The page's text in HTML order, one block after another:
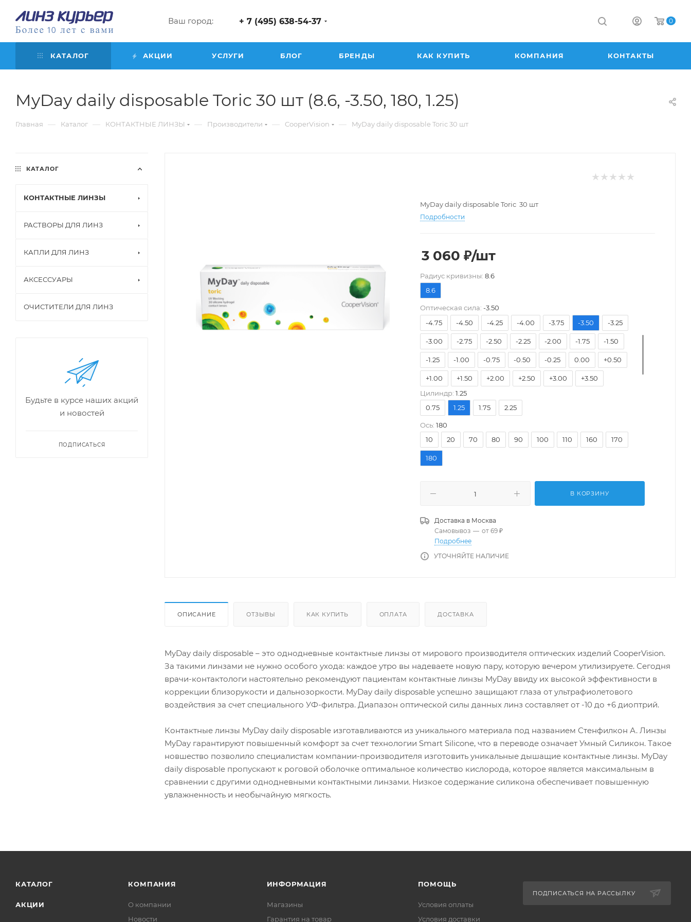
Ваш город: + 7 (495) 638-54-37 0
КАТАЛОГ АКЦИИ УСЛУГИ БЛОГ БРЕНДЫ КАК КУПИТЬ КОМПАНИЯ КОНТАКТЫ
MyDay daily disposable Toric 30 шт (8.6, -3.50, 180, 1.25)
Главная — Каталог — КОНТАКТНЫЕ ЛИНЗЫ — Производители — CooperVision — MyDay daily disposable Toric 30 шт
MyDay daily disposable Toric 30 шт
Подробности
3 060 ₽/шт
Pадиус кривизны: 8.6
8.6
Оптическая сила: -3.50
-10.00
-6.00
-4.75 -4.50 -4.25 -4.00 -3.75 -3.50 -3.25
-3.00 -2.75 -2.50 -2.25 -2.00 -1.75 -1.50
-1.25 -1.00 -0.75 -0.50 -0.25 0.00 +0.50
+1.00 +1.50 +2.00 +2.50 +3.00 +3.50
+4.00 +4.50
Цилиндр: 1.25
0.75
1.25 1.75 2.25
Ось: 180
10
20 70 80 90 100 110 160 170
180
В КОРЗИНУ
Доставка в Москва
Самовывоз — от 69 ₽
Подробнее
УТОЧНЯЙТЕ НАЛИЧИЕ
ОПИСАНИЕ ОТЗЫВЫ КАК КУПИТЬ ОПЛАТА ДОСТАВКА
MyDay daily disposable – это однодневные контактные линзы от мирового производителя оптических изделий CooperVision.
За такими линзами не нужно особого ухода: каждое утро вы надеваете новую пару, которую вечером утилизируете. Сегодня
врачи-контактологи настоятельно рекомендуют пациентам контактные линзы MyDay ввиду их высокой эффективности в
коррекции близорукости и дальнозоркости. MyDay daily disposable успешно защищают глаза от ультрафиолетового
воздействия за счет специального УФ-фильтра. Диапазон оптической силы данных линз составляет от -10 до +6 диоптрий.
Контактные линзы MyDay daily disposable изготавливаются из уникального материала под названием Стенфилкон А. Линзы
MyDay гарантируют повышенный комфорт за счет технологии Smart Silicone, что в переводе означает Умный Силикон. Такое
новшество позволило специалистам компании-производителя изготовить уникальные дышащие контактные линзы. MyDay
daily disposable пропускают к роговой оболочке оптимальное количество кислорода, которое является максимальным в
сравнении с другими однодневными контактными линзами. Низкое содержание силикона обеспечивает повышенную
увлажненность и необычайную мягкость.
КАТАЛОГ
КОНТАКТНЫЕ ЛИНЗЫ
РАСТВОРЫ ДЛЯ ЛИНЗ
КАПЛИ ДЛЯ ЛИНЗ
АКСЕССУАРЫ
ОЧИСТИТЕЛИ ДЛЯ ЛИНЗ
Будьте в курсе наших акций
и новостей
ПОДПИСАТЬСЯ
КАТАЛОГ
АКЦИИ
КОМПАНИЯ
О компании
Новости
ИНФОРМАЦИЯ
Магазины
Гарантия на товар
ПОМОЩЬ
Условия оплаты
Условия доставки
ПОДПИСАТЬСЯ НА РАССЫЛКУ